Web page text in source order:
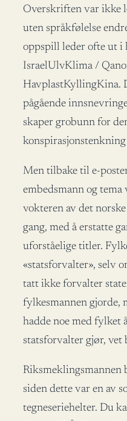
Overskriften var ikke
uten språkfølelse
oppspill leder ofte ut i
IsraelUlvKlima /
HavplastKyllingKina.
pågående
skaper grobunn for
Men tilbake til e-
embedsmann og tema
vokteren av det
gang, med å erstatte
uforståelige titler.
«statsforvalter», selv
tatt ikke forvalter
fylkesmannen gjorde,
hadde noe med fylket
statsforvalter gjør, vet
Riksmeklingsmannen
siden dette var en av
tegneseriehelter. Du